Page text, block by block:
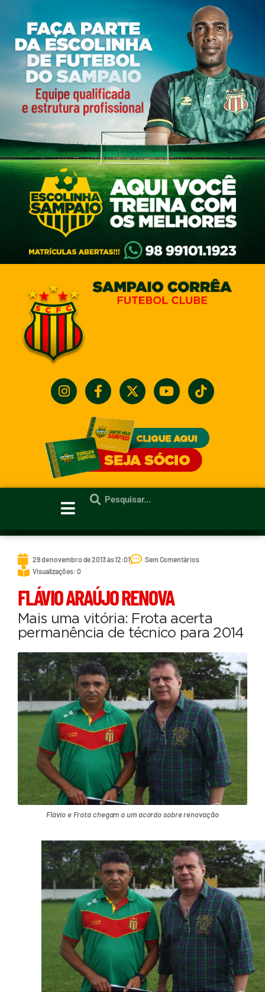
29 de novembro de 2013 às 12:01
Sem Comentários
Visualizações: 0
FLÁVIO ARAÚJO RENOVA
Mais uma vitória: Frota acerta
permanência de técnico para 2014
Flávio e Frota chegam a um acordo sobre renovação